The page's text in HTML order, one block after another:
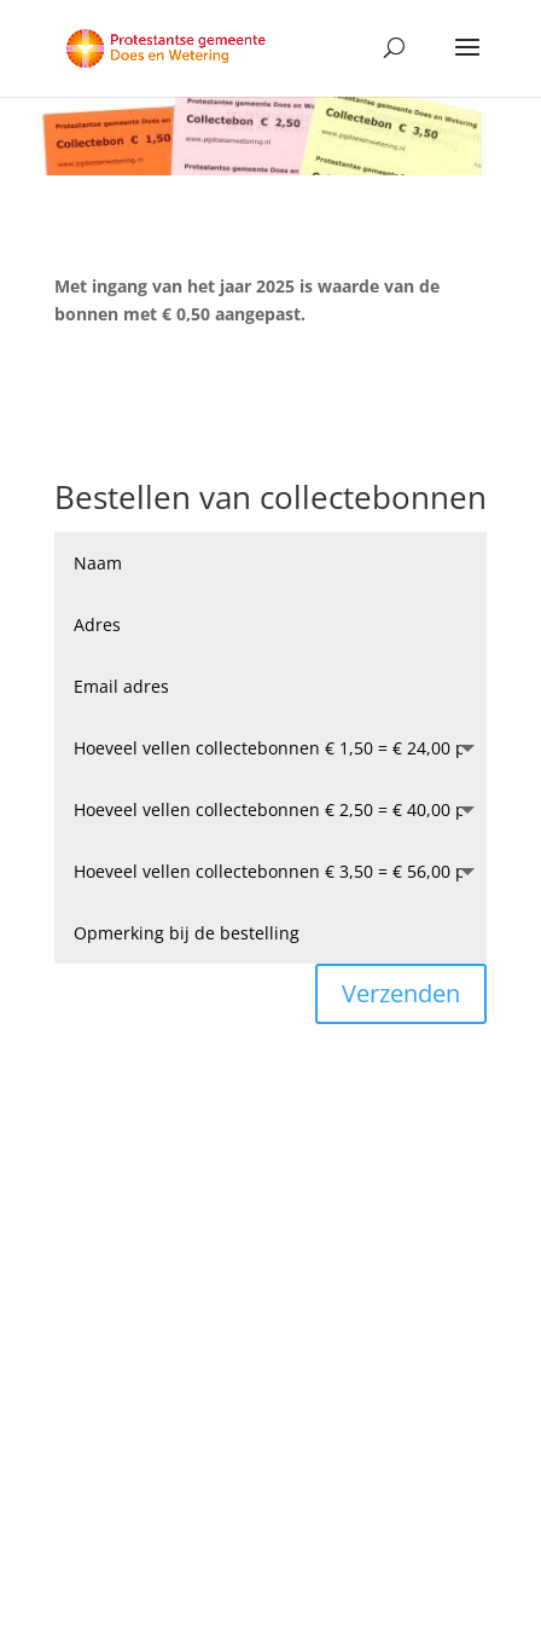
Met ingang van het jaar 2025 is waarde van de
bonnen met € 0,50 aangepast.
Bestellen van collectebonnen
Verzenden